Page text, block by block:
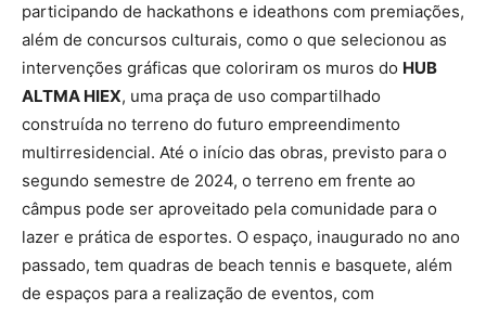
participando de hackathons e ideathons com premiações,
além de concursos culturais, como o que selecionou as
intervenções gráficas que coloriram os muros do HUB
ALTMA HIEX, uma praça de uso compartilhado
construída no terreno do futuro empreendimento
multirresidencial. Até o início das obras, previsto para o
segundo semestre de 2024, o terreno em frente ao
câmpus pode ser aproveitado pela comunidade para o
lazer e prática de esportes. O espaço, inaugurado no ano
passado, tem quadras de beach tennis e basquete, além
de espaços para a realização de eventos, com